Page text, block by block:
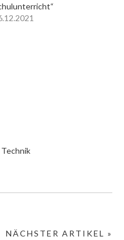
NÄCHSTER ARTIKEL »